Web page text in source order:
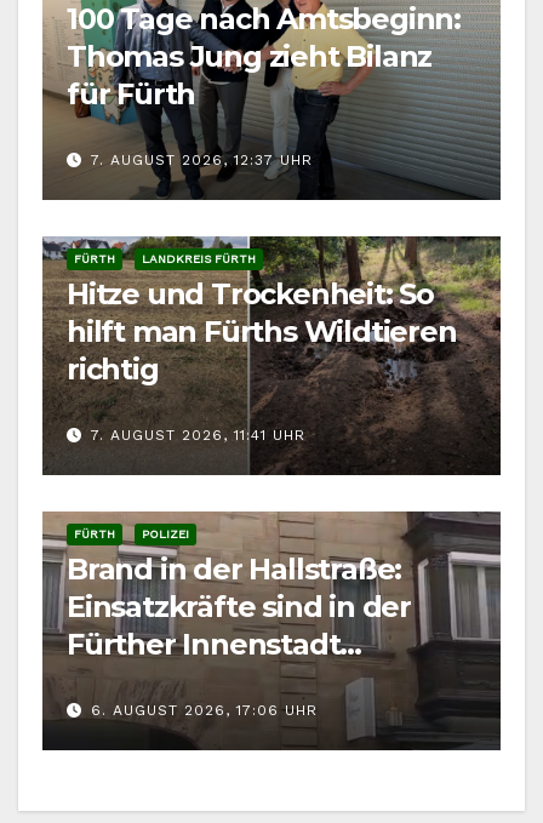
100 Tage nach Amtsbeginn:
Thomas Jung zieht Bilanz
für Fürth
7. AUGUST 2026, 12:37 UHR
FÜRTH LANDKREIS FÜRTH
Hitze und Trockenheit: So
hilft man Fürths Wildtieren
richtig
7. AUGUST 2026, 11:41 UHR
FÜRTH POLIZEI
Brand in der Hallstraße:
Einsatzkräfte sind in der
Fürther Innenstadt
gefordert
6. AUGUST 2026, 17:06 UHR